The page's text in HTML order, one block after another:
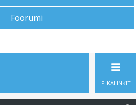
Foorumi
PIKALINKIT